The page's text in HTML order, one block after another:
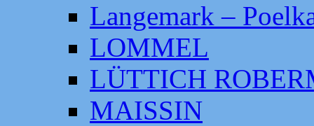
Langemark –
LOMMEL
LÜTTICH
MAISSIN